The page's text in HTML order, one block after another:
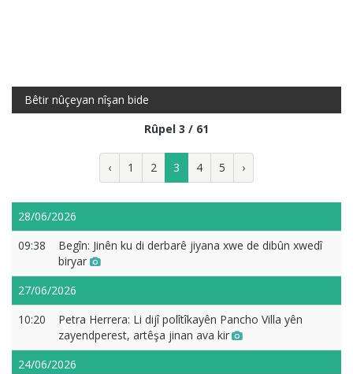
Bêtir nûçeyan nîşan bide
Rûpel 3 / 61
‹ 1 2 3 4 5 ›
28/06/2026
09:38
Begîn: Jinên ku di derbarê jiyana xwe de dibûn xwedî
biryar
27/06/2026
10:20
Petra Herrera: Li dijî polîtîkayên Pancho Villa yên
zayendperest, artêşa jinan ava kir
24/06/2026